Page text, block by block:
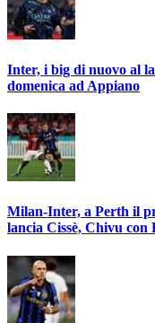
Inter, i big di nuovo al
domenica ad Appiano
Milan-Inter, a Perth il
lancia Cissè, Chivu